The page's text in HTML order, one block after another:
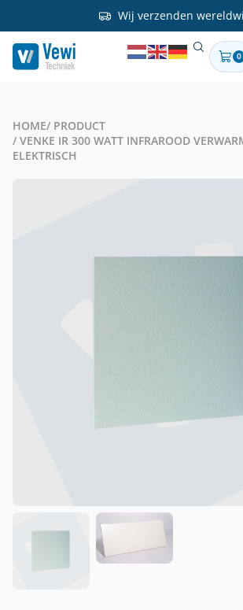
Wij verzenden
0
HOME/ PRODUCT
/ VENKE IR 300 WATT INFRAROOD
ELEKTRISCH